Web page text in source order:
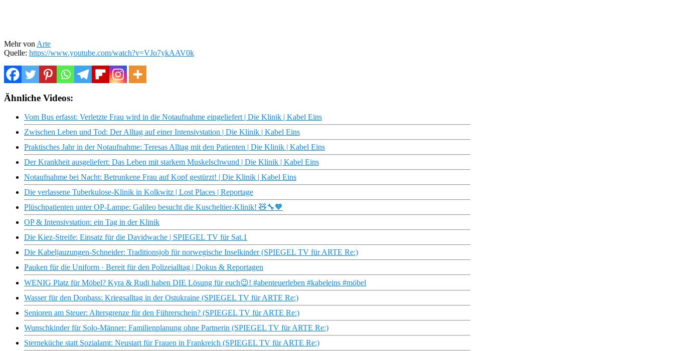
Mehr von Arte
Quelle: https://www.youtube.com/watch?v=VJo7ykAAV0k
Ähnliche Videos:
Vom Bus erfasst: Verletzte Frau wird in die Notaufnahme eingeliefert | Die Klinik | Kabel Eins
Zwischen Leben und Tod: Der Alltag auf einer Intensivstation | Die Klinik | Kabel Eins
Praktisches Jahr in der Notaufnahme: Teresas Alltag mit den Patienten | Die Klinik | Kabel Eins
Der Krankheit ausgeliefert: Das Leben mit starkem Muskelschwund | Die Klinik | Kabel Eins
Notaufnahme bei Nacht: Betrunkene Frau auf Kopf gestürzt! | Die Klinik | Kabel Eins
Die verlassene Tuberkulose-Klinik in Kolkwitz | Lost Places | Reportage
Plüschpatienten unter OP-Lampe: Galileo besucht die Kuscheltier-Klinik! 🧸🔧🧡
OP & Intensivstation: ein Tag in der Klinik
Die Kiez-Streife: Einsatz für die Davidwache | SPIEGEL TV für Sat.1
Die Kabeljauzungen-Schneider: Traditionsjob für norwegische Inselkinder (SPIEGEL TV für ARTE Re:)
Pauken für die Uniform · Bereit für den Polizeialltag | Dokus & Reportagen
WENIG Platz für Möbel? Kyra & Rudi haben DIE Lösung für euch😉! #abenteuerleben #kabeleins #möbel
Wasser für den Donbass: Kriegsalltag in der Ostukraine (SPIEGEL TV für ARTE Re:)
Senioren am Steuer: Altersgrenze für den Führerschein? (SPIEGEL TV für ARTE Re:)
Wunschkinder für Solo-Männer: Familienplanung ohne Partnerin (SPIEGEL TV für ARTE Re:)
Sterneküche statt Sozialamt: Neustart für Frauen in Frankreich (SPIEGEL TV für ARTE Re:)